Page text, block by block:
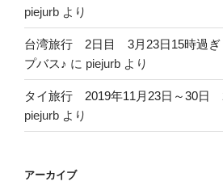
piejurb より
台湾旅行 2日目 3月23日15時
プバス♪ に piejurb より
タイ旅行 2019年11月23日～30
piejurb より
アーカイブ